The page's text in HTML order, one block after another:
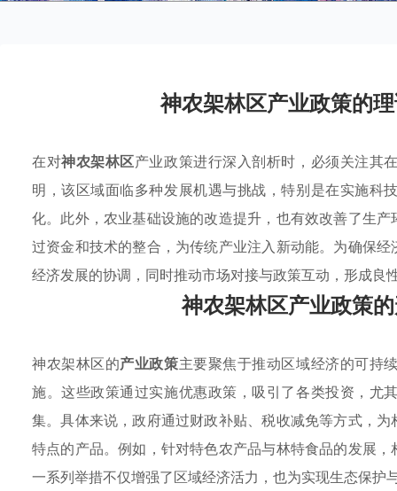
神农架林区产业政策的
在对神农架林区产业政策进行深入剖析时，必须关注其
明，该区域面临多种发展机遇与挑战，特别是在实施科
化。此外，农业基础设施的改造提升，也有效改善了生
过资金和技术的整合，为传统产业注入新动能。为确保
经济发展的协调，同时推动市场对接与政策互动，形成良
神农架林区产业政策
神农架林区的产业政策主要聚焦于推动区域经济的可持
施。这些政策通过实施优惠政策，吸引了各类投资，尤
集。具体来说，政府通过财政补贴、税收减免等方式，
特点的产品。例如，针对特色农产品与林特食品的发展
一系列举措不仅增强了区域经济活力，也为实现生态保